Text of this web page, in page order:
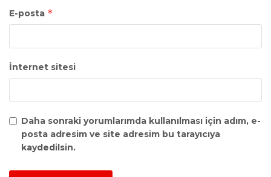
E-posta *
İnternet sitesi
Daha sonraki yorumlarımda kullanılması için adım, e-
posta adresim ve site adresim bu tarayıcıya
kaydedilsin.